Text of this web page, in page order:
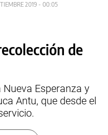
2019 - 00:05
de
Esperanza y
Antu, que desde el